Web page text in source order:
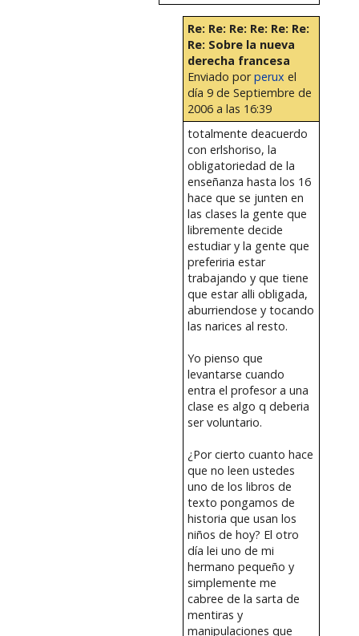
Re: Re: Re: Re: Re: Re:
Re: Sobre la nueva
derecha francesa
Enviado porperux el
día 9 de Septiembre de
2006 a las 16:39
totalmente deacuerdo
con erlshoriso, la
obligatoriedad de la
enseñanza hasta los 16
hace que se junten en
las clases la gente que
libremente decide
estudiar y la gente que
preferiria estar
trabajando y que tiene
que estar alli obligada,
aburriendose y tocando
las narices al resto.
Yo pienso que
levantarse cuando
entra el profesor a una
clase es algo q deberia
ser voluntario.
¿Por cierto cuanto hace
que no leen ustedes
uno de los libros de
texto pongamos de
historia que usan los
niños de hoy? El otro
día lei uno de mi
hermano pequeño y
simplemente me
cabree de la sarta de
mentiras y
manipulaciones que